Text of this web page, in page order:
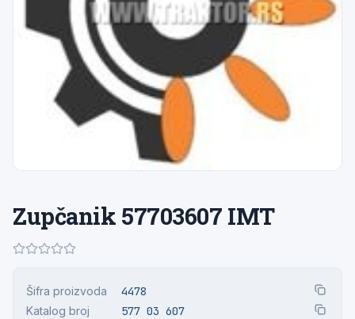
Zupčanik 57703607 IMT
Šifra proizvoda 4478
Katalog broj 577 03 607